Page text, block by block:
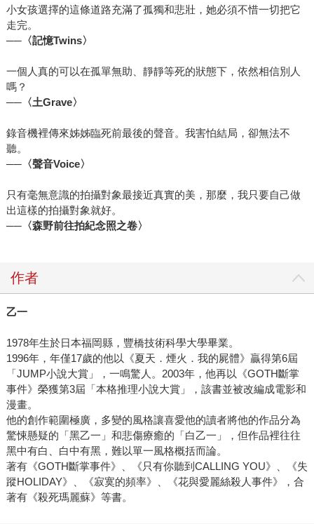
小女孩選擇的這條道路充滿了孤獨和悲壯，她必須不惜一切把它
走完。
──〈記憶Twins〉
一個人真的可以在孤單無助、靜靜等死的狀態下，依然相信別人
嗎？
──〈土Grave〉
錄音機裡傳來姊姊臨死前最後的聲音。我害怕結局，卻無法不
聽。
──〈聲音Voice〉
只有毫無意識的拍攝對象最接近真實的美，那麼，我只要自己做
出這樣的拍攝對象就好。
──〈森野前往拍紀念照之卷〉
作者
乙一
1978年生於日本福岡縣，豐橋技術科學大學畢業。
1996年，年僅17歲的他以《夏天．煙火．我的屍體》贏得第6屆
「JUMP小說大賞」，一鳴驚人。2003年，他再以《GOTH斷掌
事件》榮獲第3屆「本格推理小說大賞」，該書並被改編成電影和
漫畫。
他的創作範圍極廣，多變的風格讓喜愛他的讀者將他的作品分為
驚悚懸疑的「黑乙一」和悲傷療癒的「白乙一」，但作品裡往往
黑中有白、白中有黑，難以單一風格概括而論。
著有《GOTH斷掌事件》、《只有你聽到CALLING YOU》、《失
蹤HOLIDAY》、《寂寞的頻率》、《花與愛麗絲殺人事件》，合
著有《殺死瑪麗蘇》等書。